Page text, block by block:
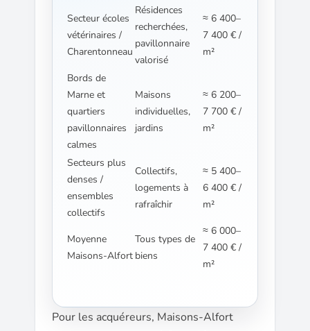
Secteur écoles
vétérinaires /
Charentonneau
Résidences
recherchées,
pavillonnaire
valorisé
≈ 6 400–
7 400 € /
m²
Bords de
Marne et
quartiers
pavillonnaires
calmes
Maisons
individuelles,
jardins
≈ 6 200–
7 700 € /
m²
Secteurs plus
denses /
ensembles
collectifs
Collectifs,
logements à
rafraîchir
≈ 5 400–
6 400 € /
m²
Moyenne
Maisons-Alfort
Tous types de
biens
≈ 6 000–
7 400 € /
m²
Pour les acquéreurs, Maisons-Alfort